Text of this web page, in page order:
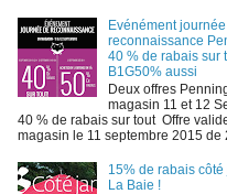
Evénément
reconnaissance
40 % de rabais sur
B1G50% aussi
Deux offres
magasin 11 et 12
40 % de rabais sur tout Offre
magasin le 11 septembre 2015 de
15% de rabais
La Baie !